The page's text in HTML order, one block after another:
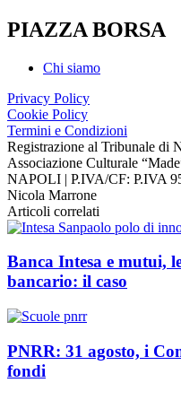
PIAZZA BORSA
Chi siamo
Privacy Policy
Cookie Policy
Termini e Condizioni
Registrazione al Tribunale di
Associazione Culturale
NAPOLI | P.IVA/CF: P.IVA
Nicola Marrone
Articoli correlati
Banca Intesa e mutui,
bancario: il caso
PNRR: 31 agosto, i
fondi